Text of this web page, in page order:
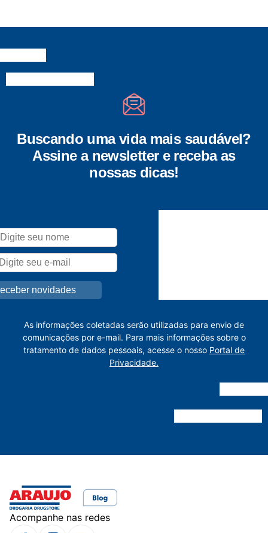
Buscando uma vida mais saudável?
Assine a newsletter e receba as
nossas dicas!
As informações coletadas serão utilizadas para envio de
comunicações por e-mail. Para mais informações sobre o
tratamento de dados pessoais, acesse o nosso Portal de
Privacidade.
Acompanhe nas redes